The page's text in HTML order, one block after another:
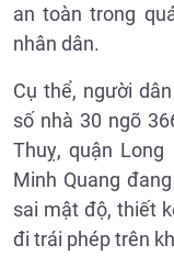
an toàn trong
nhân dân.
Cụ thể, người
số nhà 30 ngõ
Thuỵ, quận
Minh Quang
sai mật độ, thiết
đi trái phép trên